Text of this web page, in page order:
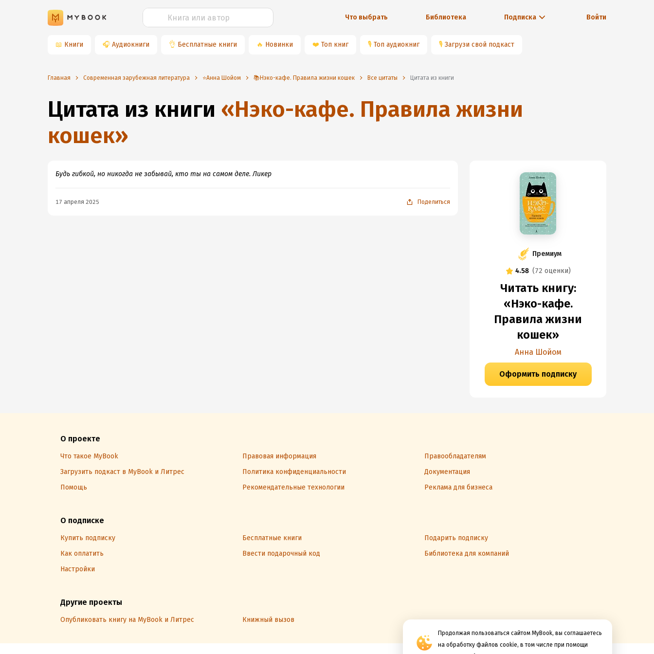
Что выбрать Библиотека Подписка Войти
📖 Книги 🎧 Аудиокниги 👌 Бесплатные книги 🔥 Новинки ❤️ Топ книг 🎙 Топ аудиокниг 🎙 Загрузи свой подкаст
Продолжая пользоваться сайтом MyBook, вы соглашаетесь
на обработку файлов cookie, в том числе при помощи
Главная Современная зарубежная литература ⭐️Анна Шойом 📚Нэко-кафе. Правила жизни кошек Все цитаты Цитата из книги
Цитата из книги «Нэко-кафе. Правила жизни
кошек»
Будь гибкой, но никогда не забывай, кто ты на самом деле. Ликер
17 апреля 2025 Поделиться
Премиум
4.58 (72 оценки)
Читать книгу:
«Нэко-кафе.
Правила жизни
кошек»
Анна Шойом
Оформить подписку
О проекте
Что такое MyBook Правовая информация
Правообладателям
Загрузить подкаст в MyBook и Литрес
Политика конфиденциальности
Документация
Помощь
Рекомендательные технологии Реклама для бизнеса
О подписке
Купить подписку Бесплатные книги
Подарить подписку
Как оплатить
Ввести подарочный код
Библиотека для компаний
Настройки
Другие проекты
Опубликовать книгу на MyBook и Литрес Книжный вызов